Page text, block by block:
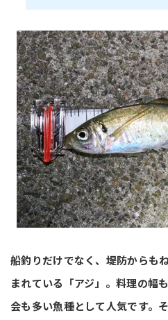
船釣りだけでなく、堤防からも
まれている「アジ」。料理の幅
会も多い魚種として人気です。